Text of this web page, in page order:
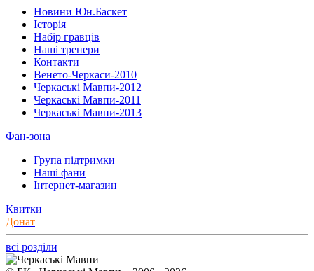
Новини Юн.Баскет
Історія
Набір гравців
Наші тренери
Контакти
Венето-Черкаси-2010
Черкаські Мавпи-2012
Черкаські Мавпи-2011
Черкаські Мавпи-2013
Фан-зона
Група підтримки
Наші фани
Інтернет-магазин
Квитки
Донат
всі розділи